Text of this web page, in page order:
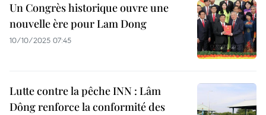
Un Congrès historique ouvre une
nouvelle ère pour Lam Dong
10/10/2025 07:45
Lutte contre la pêche INN : Lâm
Dông renforce la conformité des